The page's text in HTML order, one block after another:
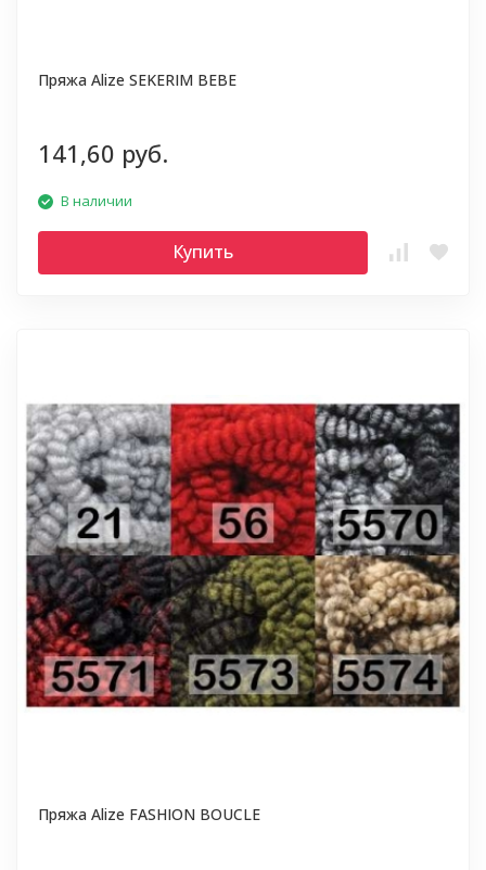
Пряжа Alize SEKERIM BEBE
141,60 руб.
В наличии
Купить
Пряжа Alize FASHION BOUCLE